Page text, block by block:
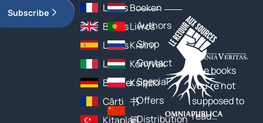
Subscribe
Livres
Books
Libros
Libri
Bücher
Cărți
Kitaplar
Boeken
Livros
Книги
Könyvek
Książki
书
籍
Authors
Shop
Contact
Special
Offers
Distribution
The books
you’re not
supposed to
read…